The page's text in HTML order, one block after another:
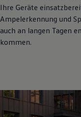
Ihre Geräte
Ampelerkennung und
auch an langen Tagen
kommen.